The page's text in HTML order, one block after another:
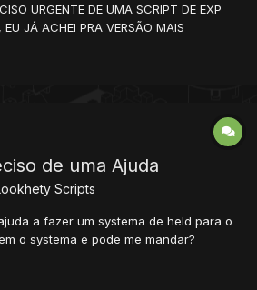
URGENTE DE UMA SCRIPT DE EXP
EU JÁ ACHEI PRA VERSÃO MAIS
de uma Ajuda
Scripts
a fazer um systema de held para o
o systema e pode me mandar?